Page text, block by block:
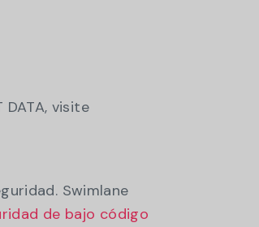
visite
Swimlane
de bajo código